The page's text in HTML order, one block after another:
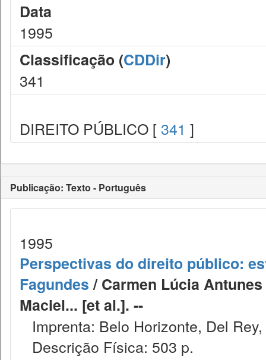
Data
1995
Classificação (CDDir)
341
DIREITO PÚBLICO [ 341 ]
Publicação: Texto - Português
1995
Perspectivas do direito público:
Fagundes/ Carmen Lúcia
Maciel... [et al.]. --
Imprenta: Belo Horizonte, Del
Descrição Física: 503 p.